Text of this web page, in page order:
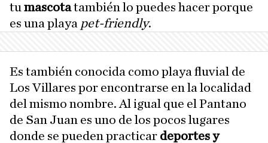
tu mascotatambién lo puedes hacer porque
es una playa pet-friendly.
Es también conocida como playa fluvial de
Los Villares por encontrarse en la localidad
del mismo nombre. Al igual que el Pantano
de San Juan es uno de los pocos lugares
donde se pueden practicar deportes y